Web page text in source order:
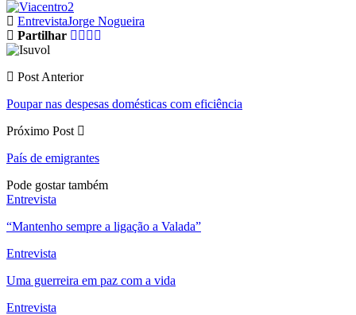
EntrevistaJorge Nogueira
Partilhar
Post Anterior
Poupar nas despesas domésticas com eficiência
Próximo Post
País de emigrantes
Pode gostar também
Entrevista
“Mantenho sempre a ligação a Valada”
Entrevista
Uma guerreira em paz com a vida
Entrevista